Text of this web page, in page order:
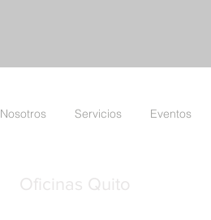
Nosotros Servicios Eventos
Oficinas Quito